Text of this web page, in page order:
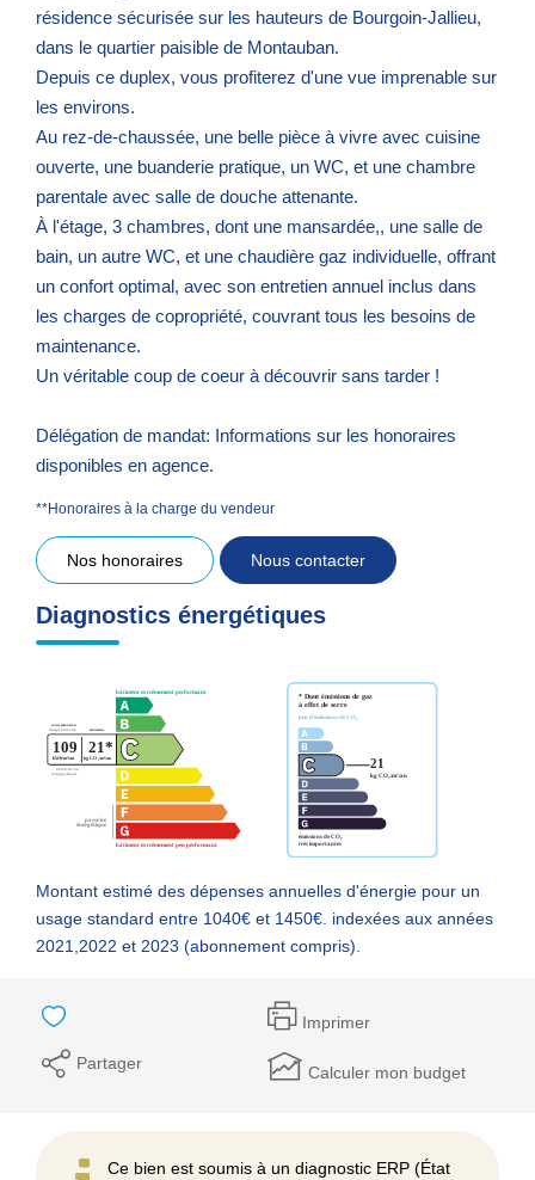
résidence sécurisée sur les hauteurs de Bourgoin-Jallieu,
dans le quartier paisible de Montauban.
Depuis ce duplex, vous profiterez d'une vue imprenable sur
les environs.
Au rez-de-chaussée, une belle pièce à vivre avec cuisine
ouverte, une buanderie pratique, un WC, et une chambre
parentale avec salle de douche attenante.
À l'étage, 3 chambres, dont une mansardée,, une salle de
bain, un autre WC, et une chaudière gaz individuelle, offrant
un confort optimal, avec son entretien annuel inclus dans
les charges de copropriété, couvrant tous les besoins de
maintenance.
Un véritable coup de coeur à découvrir sans tarder !
Délégation de mandat: Informations sur les honoraires
disponibles en agence.
**Honoraires à la charge du vendeur
Nos honoraires Nous contacter
Diagnostics énergétiques
Montant estimé des dépenses annuelles d'énergie pour un
usage standard entre 1040€ et 1450€. indexées aux années
2021,2022 et 2023 (abonnement compris).
Imprimer
Partager Calculer mon budget
Ce bien est soumis à un diagnostic ERP (État